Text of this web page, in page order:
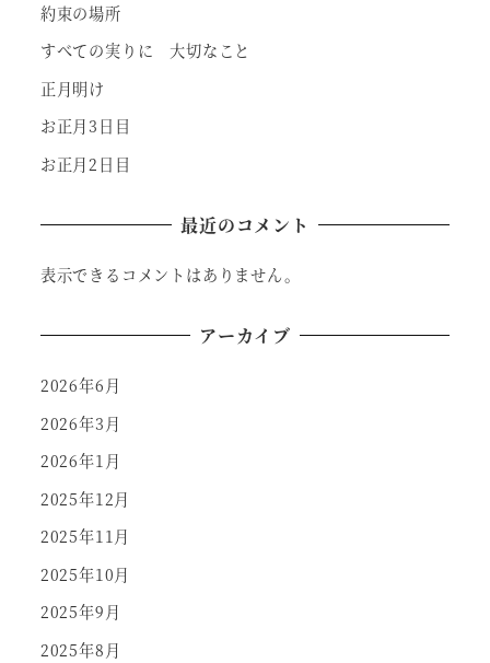
約束の場所
すべての実りに 大切なこと
正月明け
お正月3日目
お正月2日目
最近のコメント
表示できるコメントはありません。
アーカイブ
2026年6月
2026年3月
2026年1月
2025年12月
2025年11月
2025年10月
2025年9月
2025年8月